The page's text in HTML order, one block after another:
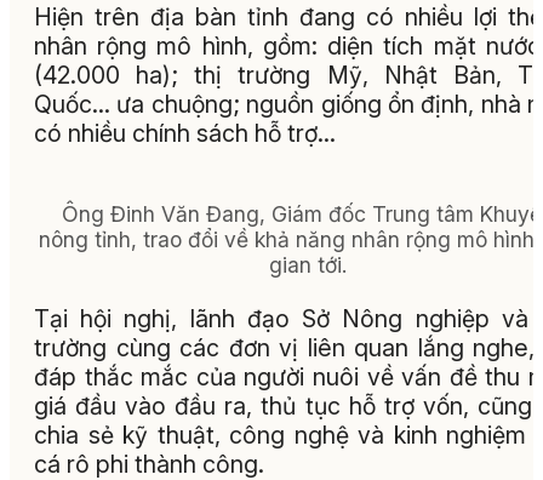
Hiện trên địa bàn tỉnh đang có nhiều lợi
nhân rộng mô hình, gồm: diện tích mặt
(42.000 ha); thị trường Mỹ, Nhật Bản,
Quốc… ưa chuộng; nguồn giống ổn định, nhà
có nhiều chính sách hỗ trợ…
Ông Đinh Văn Đang, Giám đốc Trung tâm
nông tỉnh, trao đổi về khả năng nhân rộng mô hình
gian tới.
Tại hội nghị, lãnh đạo Sở Nông nghiệp và
trường cùng các đơn vị liên quan lắng nghe,
đáp thắc mắc của người nuôi về vấn đề thu
giá đầu vào đầu ra, thủ tục hỗ trợ vốn, cũng
chia sẻ kỹ thuật, công nghệ và kinh nghiệm
cá rô phi thành công.